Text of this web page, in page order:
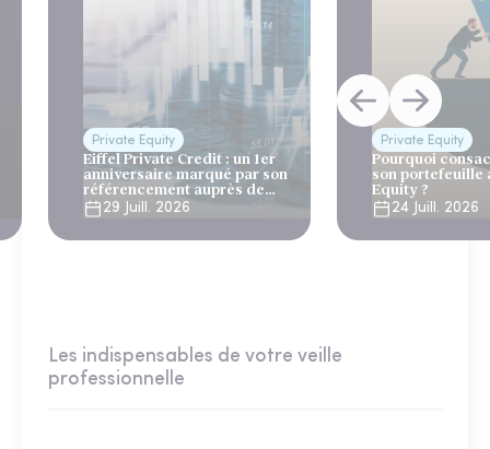
Private Equity
Eiffel Private Credit : un 1er
anniversaire marqué par son
référencement auprès de
Generali et AG2R la Mondiale
29 Juill. 2026
Private Equity
Pourquoi
son portefeuille
Equity ?
24 Juill. 2026
Les indispensables de votre veille
professionnelle